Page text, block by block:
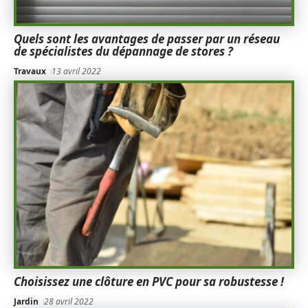
Quels sont les avantages de passer par un réseau
de spécialistes du dépannage de stores ?
Travaux 13 avril 2022
Choisissez une clôture en PVC pour sa robustesse !
Jardin 28 avril 2022